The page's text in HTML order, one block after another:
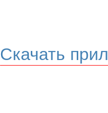
Скачать